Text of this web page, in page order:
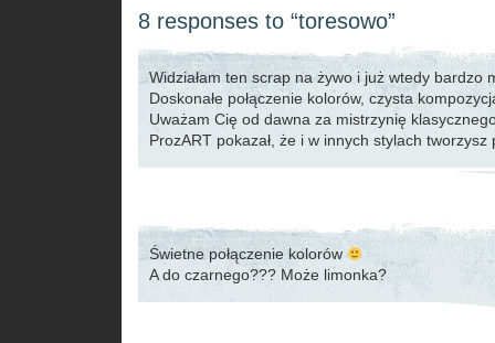
8 responses to “toresowo”
Widziałam ten scrap na żywo i już wtedy bardzo
Doskonałe połączenie kolorów, czysta
Uważam Cię od dawna za mistrzynię
ProzART pokazał, że i w innych stylach tworzysz
Świetne połączenie kolorów
A do czarnego??? Może limonka?